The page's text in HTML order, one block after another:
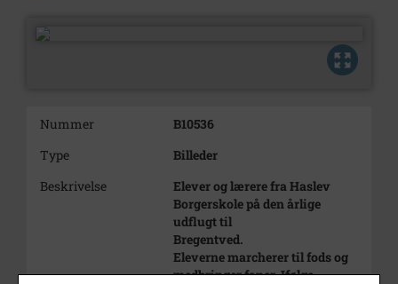
Nummer
B10536
Type
Billeder
Beskrivelse
Elever og lærere fra Haslev
Borgerskole på den årlige
udflugt til
Bregentved.
Eleverne marcherer til fods og
medbringer faner. Ifølge